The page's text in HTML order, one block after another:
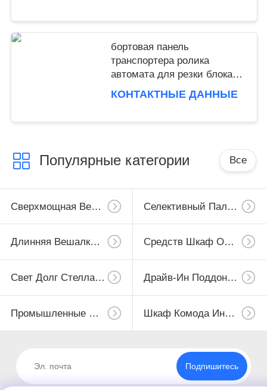
бортовая панель
транспортера ролика
автомата для резки блока
КОНТАКТНЫЕ ДАННЫЕ
Популярные категории Все
Сверхмощная Вешалка Паллета Селективный Паллетные Стеллажи
Длинняя Вешалка Пяди Средств Шкаф Обязанности
Свет Долг Стеллажей Драйв-Ин Поддонов Стеллажи
Промышленные Workbenches Шкаф Комода Инструмента
Подпишитесь